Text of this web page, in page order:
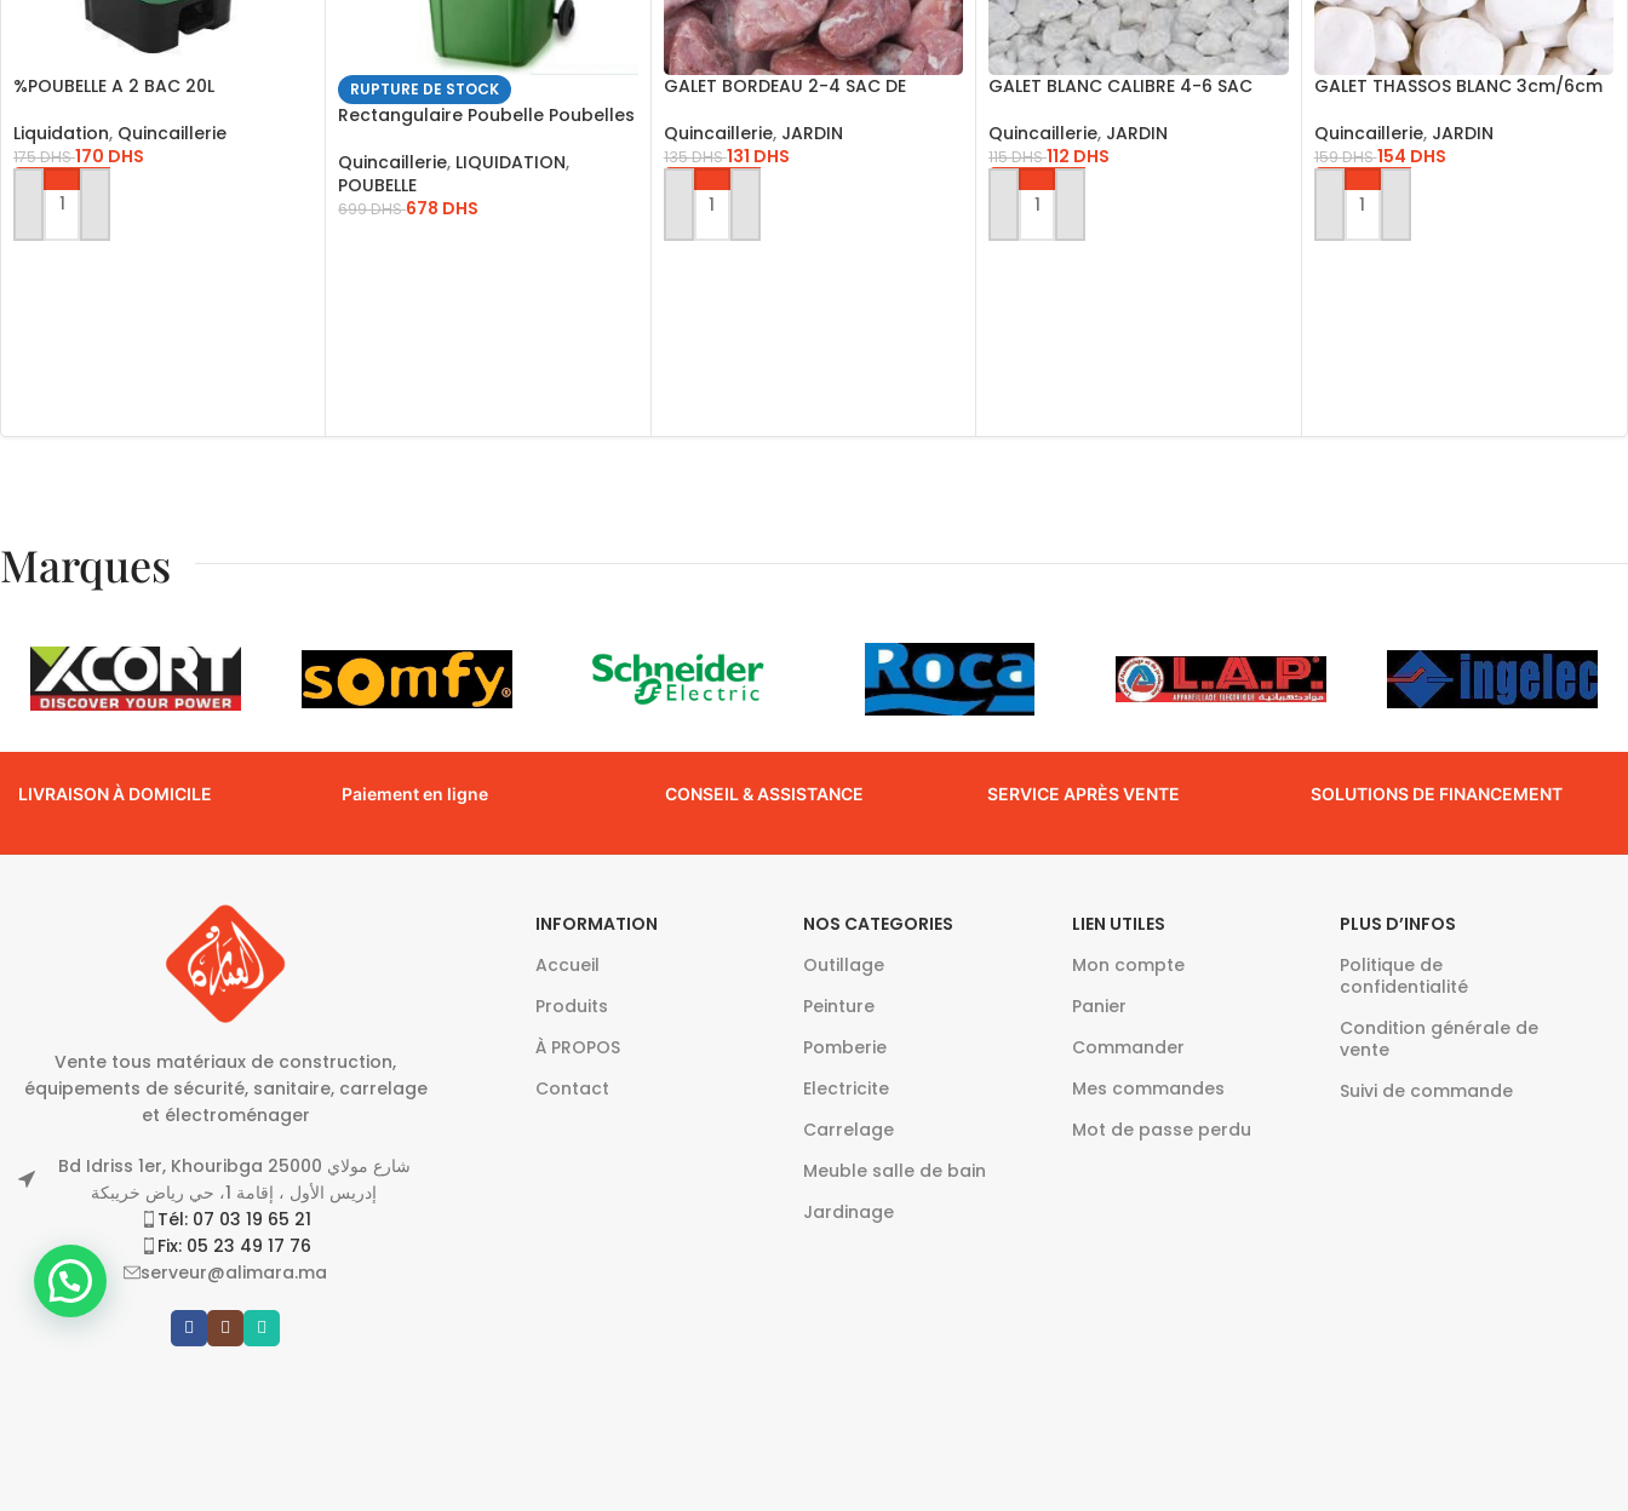
%POUBELLE A 2 BAC 20L
Liquidation, Quincaillerie
175DHS170 DHS
AJOUTER AU PANIER
RUPTURE DE STOCK
Rectangulaire Poubelle Poubelles
Quincaillerie, LIQUIDATION,
POUBELLE
699DHS678 DHS
GALET BORDEAU 2-4 SAC DE
Quincaillerie, JARDIN
135DHS131 DHS
AJOUTER AU PANIER
GALET BLANC CALIBRE 4-6 SAC
Quincaillerie, JARDIN
115DHS112 DHS
AJOUTER AU PANIER
GALET THASSOS BLANC 3cm/6cm
Quincaillerie, JARDIN
159DHS154 DHS
AJOUTER AU PANIER
Marques
LIVRAISON À DOMICILE Paiement en ligne CONSEIL & ASSISTANCE SERVICE APRÈS VENTE SOLUTIONS DE FINANCEMENT
Vente tous matériaux de construction,
équipements de sécurité, sanitaire, carrelage
et électroménager
Bd Idriss 1er, Khouribga 25000 شارع مولاي
إدريس الأول ، إقامة 1، حي رياض خريبكة
Tél: 07 03 19 65 21
Fix: 05 23 49 17 76
serveur@alimara.ma
INFORMATION
Accueil
Produits
À PROPOS
Contact
NOS CATEGORIES
Outillage
Peinture
Pomberie
Electricite
Carrelage
Meuble salle de bain
Jardinage
LIEN UTILES
Mon compte
Panier
Commander
Mes commandes
Mot de passe perdu
PLUS D’INFOS
Politique de
confidentialité
Condition générale de
vente
Suivi de commande